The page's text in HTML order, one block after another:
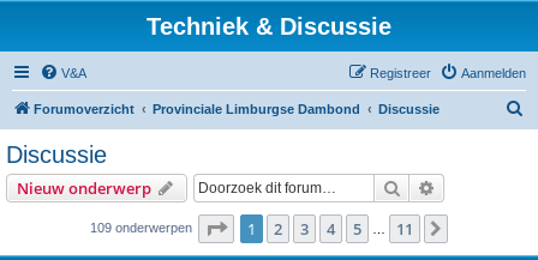
Techniek & Discussie
V&A Aanmelden
Registreer
Forumoverzicht Provinciale Limburgse Dambond Discussie
Discussie
Nieuw onderwerp Zoek
109 onderwerpen Pagina van 11
1 2 3 4 5 11